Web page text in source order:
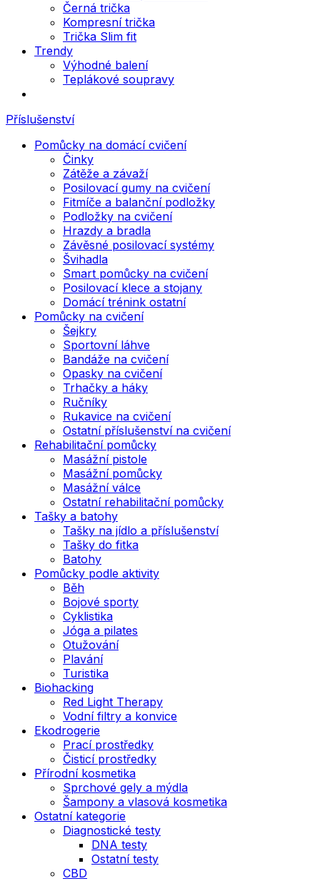
Černá trička
Kompresní trička
Trička Slim fit
Trendy
Výhodné balení
Teplákové soupravy
Příslušenství
Pomůcky na domácí cvičení
Činky
Zátěže a závaží
Posilovací gumy na cvičení
Fitmíče a balanční podložky
Podložky na cvičení
Hrazdy a bradla
Závěsné posilovací systémy
Švihadla
Smart pomůcky na cvičení
Posilovací klece a stojany
Domácí trénink ostatní
Pomůcky na cvičení
Šejkry
Sportovní láhve
Bandáže na cvičení
Opasky na cvičení
Trhačky a háky
Ručníky
Rukavice na cvičení
Ostatní příslušenství na cvičení
Rehabilitační pomůcky
Masážní pistole
Masážní pomůcky
Masážní válce
Ostatní rehabilitační pomůcky
Tašky a batohy
Tašky na jídlo a příslušenství
Tašky do fitka
Batohy
Pomůcky podle aktivity
Běh
Bojové sporty
Cyklistika
Jóga a pilates
Otužování
Plavání
Turistika
Biohacking
Red Light Therapy
Vodní filtry a konvice
Ekodrogerie
Prací prostředky
Čisticí prostředky
Přírodní kosmetika
Sprchové gely a mýdla
Šampony a vlasová kosmetika
Ostatní kategorie
Diagnostické testy
DNA testy
Ostatní testy
CBD